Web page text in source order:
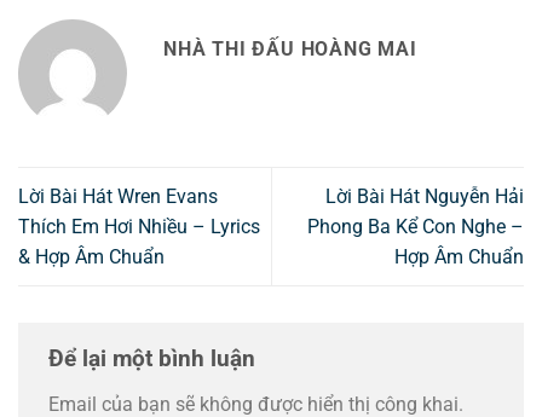
NHÀ THI ĐẤU HOÀNG MAI
Lời Bài Hát Wren Evans
Thích Em Hơi Nhiều – Lyrics
& Hợp Âm Chuẩn
Lời Bài Hát Nguyễn Hải
Phong Ba Kể Con Nghe –
Hợp Âm Chuẩn
Để lại một bình luận
Email của bạn sẽ không được hiển thị công khai.